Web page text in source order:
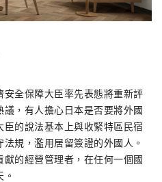
安全保障大臣率先表態將重新評
，有人擔心日本是否要將外國
的說法基本上與收緊特區民宿
規，濫用居留簽證的外國人。
的經營管理者，在任何一個國